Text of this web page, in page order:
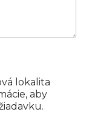
lokalita
aby